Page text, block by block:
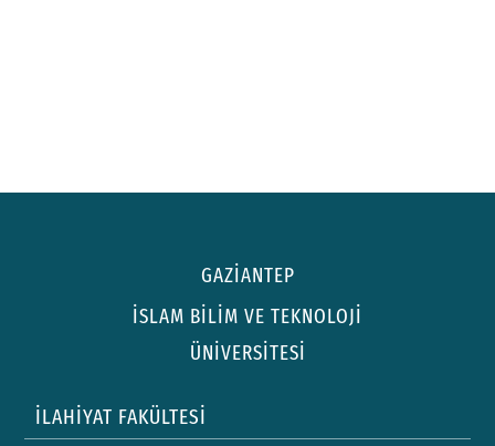
GAZİANTEP
İSLAM BİLİM VE TEKNOLOJİ
ÜNİVERSİTESİ
İLAHİYAT FAKÜLTESİ